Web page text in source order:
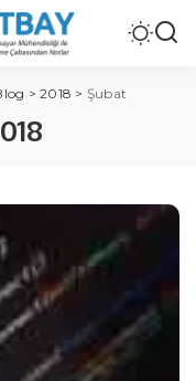
>2018 > Şubat